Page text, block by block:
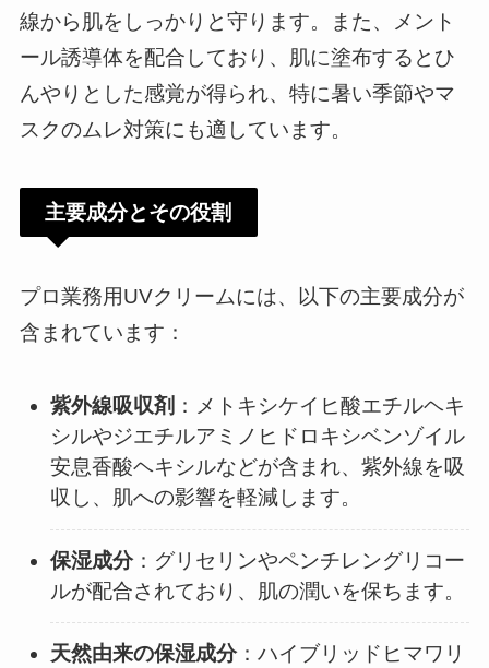
線から肌をしっかりと守ります。​また、メント
ール誘導体を配合しており、肌に塗布するとひ
んやりとした感覚が得られ、特に暑い季節やマ
スクのムレ対策にも適しています。
主要成分とその役割
プロ業務用UVクリームには、以下の主要成分が
含まれています：​
紫外線吸収剤 ：​メトキシケイヒ酸エチルヘキ
シルやジエチルアミノヒドロキシベンゾイル
安息香酸ヘキシルなどが含まれ、紫外線を吸
収し、肌への影響を軽減します。​
保湿成分：​グリセリンやペンチレングリコー
ルが配合されており、肌の潤いを保ちます。​
天然由来の保湿成分：​ハイブリッドヒマワリ